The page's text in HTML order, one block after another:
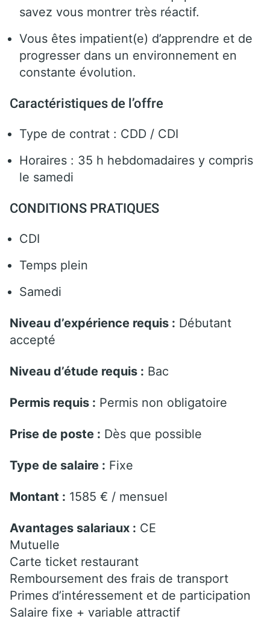
savez vous montrer très réactif.
Vous êtes impatient(e) d’apprendre et de
progresser dans un environnement en
constante évolution.
Caractéristiques de l’offre
Type de contrat : CDD / CDI
Horaires : 35 h hebdomadaires y compris
le samedi
CONDITIONS PRATIQUES
CDI
Temps plein
Samedi
Niveau d’expérience requis : Débutant
accepté
Niveau d’étude requis : Bac
Permis requis : Permis non obligatoire
Prise de poste : Dès que possible
Type de salaire : Fixe
Montant : 1585 € / mensuel
Avantages salariaux : CE
Mutuelle
Carte ticket restaurant
Remboursement des frais de transport
Primes d’intéressement et de participation
Salaire fixe + variable attractif